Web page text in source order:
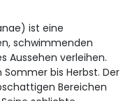
ist eine
schwimmenden
Aussehen verleihen.
bis Herbst. Der
Bereichen